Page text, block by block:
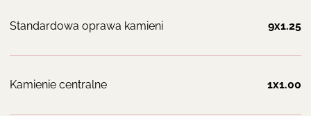
Standardowa oprawa kamieni 9x1.25
Kamienie centralne 1x1.00